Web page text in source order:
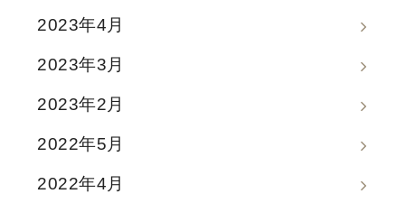
2023年4月
2023年3月
2023年2月
2022年5月
2022年4月